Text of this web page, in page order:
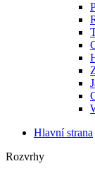
Hlavní strana
Rozvrhy